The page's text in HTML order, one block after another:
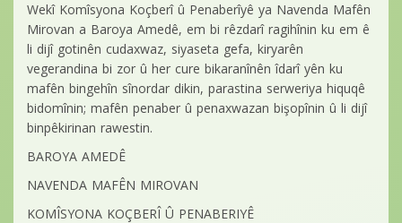
Wekî Komîsyona Koçberî û Penaberîyê ya Navenda Mafên
Mirovan a Baroya Amedê, em bi rêzdarî ragihînin ku em ê
li dijî gotinên cudaxwaz, siyaseta gefa, kiryarên
vegerandina bi zor û her cure bikaranînên îdarî yên ku
mafên bingehîn sînordar dikin, parastina serweriya hiquqê
bidomînin; mafên penaber û penaxwazan bişopînin û li dijî
binpêkirinan rawestin.
BAROYA AMEDÊ
NAVENDA MAFÊN MIROVAN
KOMÎSYONA KOÇBERÎ Û PENABERIYÊ